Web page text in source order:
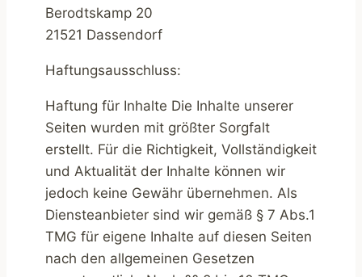
Berodtskamp 20
21521 Dassendorf
Haftungsausschluss:
Haftung für Inhalte Die Inhalte unserer
Seiten wurden mit größter Sorgfalt
erstellt. Für die Richtigkeit, Vollständigkeit
und Aktualität der Inhalte können wir
jedoch keine Gewähr übernehmen. Als
Diensteanbieter sind wir gemäß § 7 Abs.1
TMG für eigene Inhalte auf diesen Seiten
nach den allgemeinen Gesetzen